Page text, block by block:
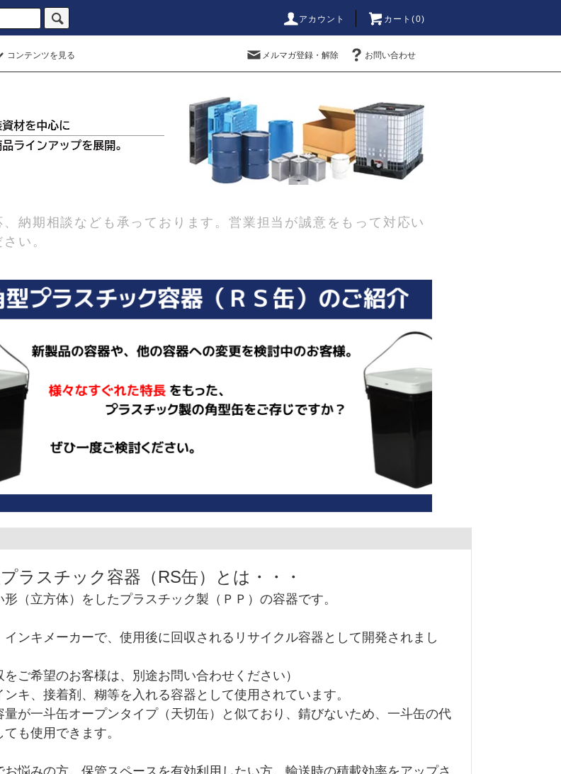
アカウント カート(0)
コンテンツを見る メルマガ登録・解除 お問い合わせ
納期相談なども承っております。営業担当が誠意をもって対応い
さい。
ラスチック容器（RS缶）とは・・・
形（立方体）をしたプラスチック製（ＰＰ）の容器です。
インキメーカーで、使用後に回収されるリサイクル容器として開発されまし
をご希望のお客様は、別途お問い合わせください）
ンキ、接着剤、糊等を入れる容器として使用されています。
量が一斗缶オープンタイプ（天切缶）と似ており、錆びないため、一斗缶の代
ても使用できます。
お悩みの方、保管スペースを有効利用したい方、輸送時の積載効率をアップさ